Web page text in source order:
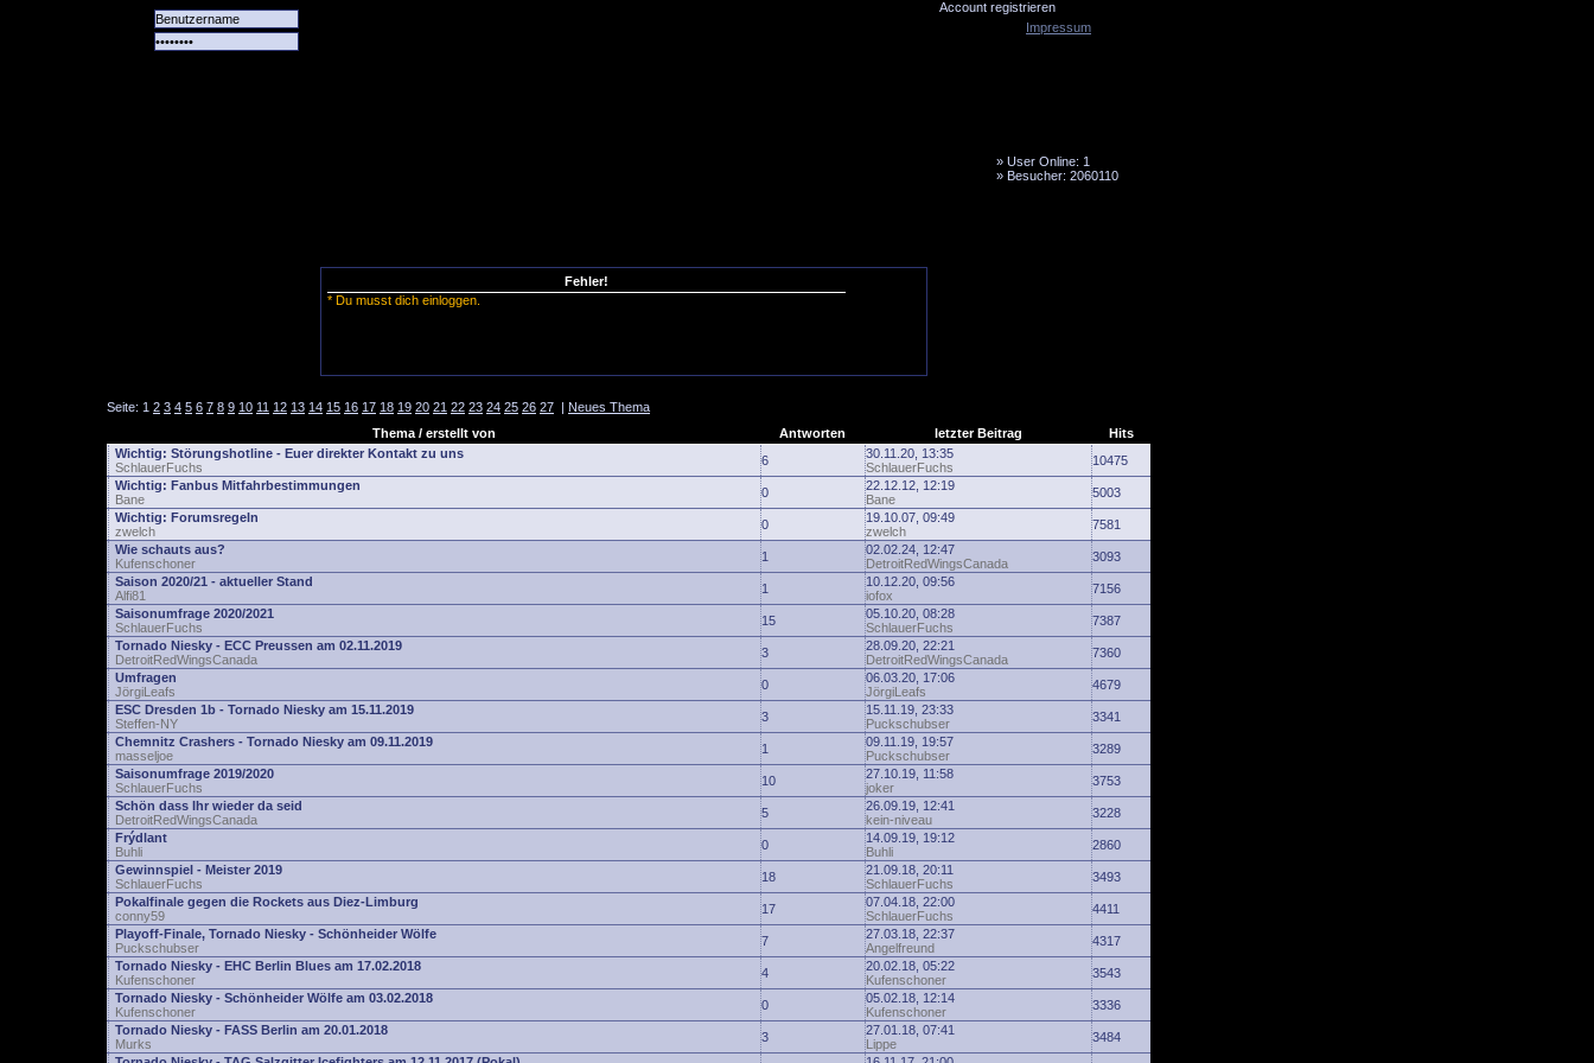
Account registrieren
» User Online: 1
» Besucher: 2060110
Fehler!
* Du musst dich einloggen.
Seite: 1 2 3 4 5 6 7 8 9 10 11 12 13 14 15 16 17 18 19 20 21 22 23 24 25 26 27 | Neues Thema
Thema / erstellt von
Antworten letzter Beitrag
Hits
Wichtig: Störungshotline - Euer direkter Kontakt zu uns
SchlauerFuchs
6
30.11.20, 13:35
SchlauerFuchs
10475
Wichtig: Fanbus Mitfahrbestimmungen
Bane
0
22.12.12, 12:19
Bane
5003
Wichtig: Forumsregeln
zwelch
0
19.10.07, 09:49
zwelch
7581
Wie schauts aus?
Kufenschoner
1
02.02.24, 12:47
DetroitRedWingsCanada
3093
Saison 2020/21 - aktueller Stand
Alfi81
1
10.12.20, 09:56
iofox
7156
Saisonumfrage 2020/2021
SchlauerFuchs
15
05.10.20, 08:28
SchlauerFuchs
7387
Tornado Niesky - ECC Preussen am 02.11.2019
DetroitRedWingsCanada
3
28.09.20, 22:21
DetroitRedWingsCanada
7360
Umfragen
JörgiLeafs
0
06.03.20, 17:06
JörgiLeafs
4679
ESC Dresden 1b - Tornado Niesky am 15.11.2019
Steffen-NY
3
15.11.19, 23:33
Puckschubser
3341
Chemnitz Crashers - Tornado Niesky am 09.11.2019
masseljoe
1
09.11.19, 19:57
Puckschubser
3289
Saisonumfrage 2019/2020
SchlauerFuchs
10
27.10.19, 11:58
joker
3753
Schön dass Ihr wieder da seid
DetroitRedWingsCanada
5
26.09.19, 12:41
kein-niveau
3228
Frýdlant
Buhli
0
14.09.19, 19:12
Buhli
2860
Gewinnspiel - Meister 2019
SchlauerFuchs
18
21.09.18, 20:11
SchlauerFuchs
3493
Pokalfinale gegen die Rockets aus Diez-Limburg
conny59
17
07.04.18, 22:00
SchlauerFuchs
4411
Playoff-Finale, Tornado Niesky - Schönheider Wölfe
Puckschubser
7
27.03.18, 22:37
Angelfreund
4317
Tornado Niesky - EHC Berlin Blues am 17.02.2018
Kufenschoner
4
20.02.18, 05:22
Kufenschoner
3543
Tornado Niesky - Schönheider Wölfe am 03.02.2018
Kufenschoner
0
05.02.18, 12:14
Kufenschoner
3336
Tornado Niesky - FASS Berlin am 20.01.2018
Murks
3
27.01.18, 07:41
Lippe
3484
Impressum